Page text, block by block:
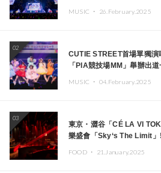
MUSIC ・ 26.February.2025
02
CUTIE STREET首場單獨
「PIA競技場MM」舉辦出
MUSIC ・ 04.February.2025
03
東京・澀谷「CÉ LA VI
樂盛會「Sky‘s The Limit
FOOD ・ 21.January.2025